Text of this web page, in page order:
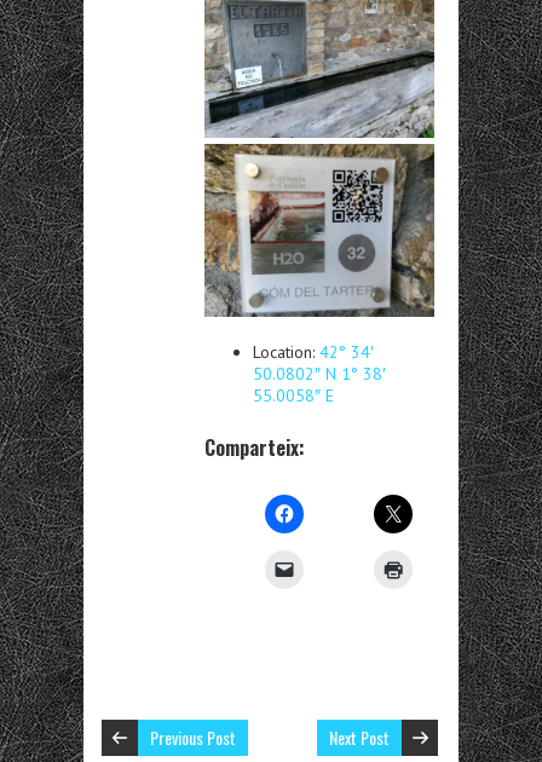
Location: 42° 34′
50.0802″ N 1° 38′
55.0058″ E
Comparteix:
Previous Post Next Post